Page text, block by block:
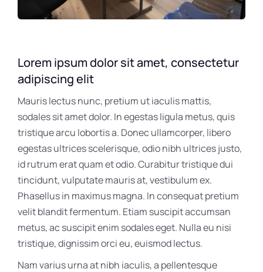
Lorem ipsum dolor sit amet, consectetur
adipiscing elit
Mauris lectus nunc, pretium ut iaculis mattis,
sodales sit amet dolor. In egestas ligula metus, quis
tristique arcu lobortis a. Donec ullamcorper, libero
egestas ultrices scelerisque, odio nibh ultrices justo,
id rutrum erat quam et odio. Curabitur tristique dui
tincidunt, vulputate mauris at, vestibulum ex.
Phasellus in maximus magna. In consequat pretium
velit blandit fermentum. Etiam suscipit accumsan
metus, ac suscipit enim sodales eget. Nulla eu nisi
tristique, dignissim orci eu, euismod lectus.
Nam varius urna at nibh iaculis, a pellentesque